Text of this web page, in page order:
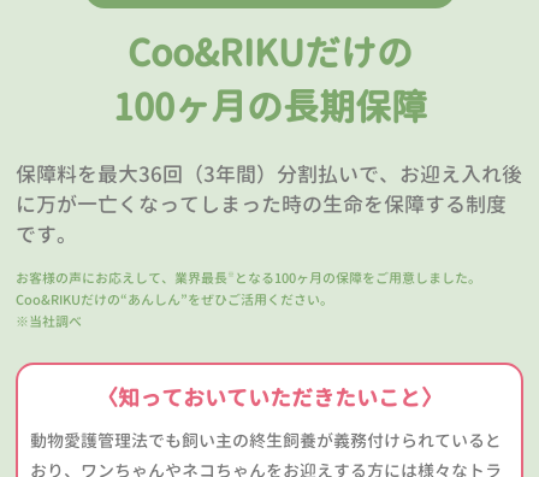
Coo&RIKUだけの
100ヶ月の長期保障
保障料を最大36回（3年間）分割払いで、お迎え入れ後
に万が一亡くなってしまった時の生命を保障する制度
です。
お客様の声にお応えして、業界最長 ※ となる100ヶ月の保障をご用意しました。
Coo&RIKUだけの“あんしん”をぜひご活用ください。
※当社調べ
〈知っておいていただきたいこと〉
動物愛護管理法でも飼い主の終生飼養が義務付けられていると
おり、ワンちゃんやネコちゃんをお迎えする方には様々なトラ